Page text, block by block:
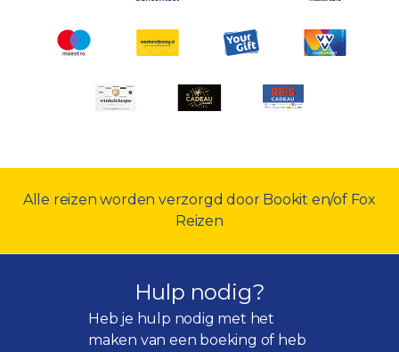
Alle reizen worden verzorgd door Bookit en/of Fox
Reizen
Hulp nodig?
Heb je hulp nodig met het
maken van een boeking of heb